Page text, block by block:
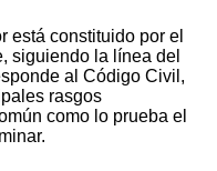
está constituido por el
siguiendo la línea del
al Código Civil,
rasgos
como lo prueba el